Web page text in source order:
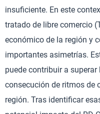
insuficiente. En este
tratado de libre comercio
económico de la región y
importantes asimetrías.
puede contribuir a
consecución de ritmos de
región. Tras identificar